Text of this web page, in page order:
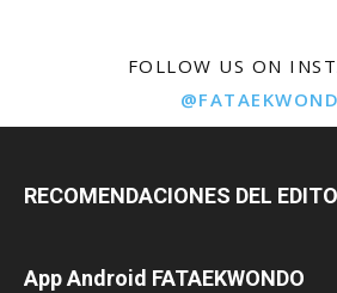
FOLLOW US ON
RECOMENDACIONES DEL
App Android FATAEKWONDO